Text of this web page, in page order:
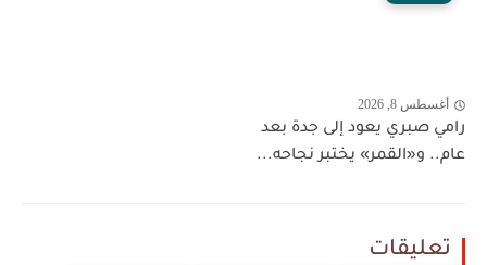
أغسطس 8, 2026
رامي صبري يعود إلى جدة بعد
عام.. و«القمر» يختبر نجاحه...
تعليقات